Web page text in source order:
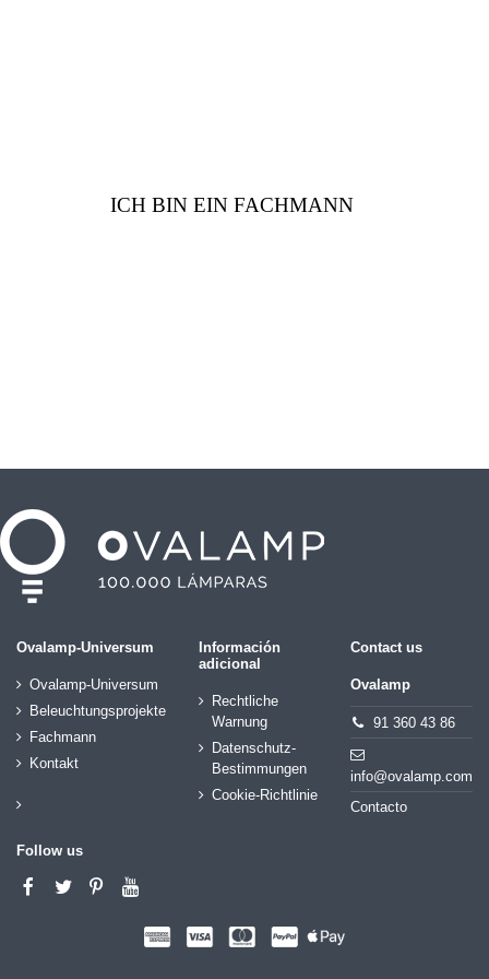
ICH BIN EIN FACHMANN
Ovalamp-Universum
Ovalamp-Universum
Beleuchtungsprojekte
Fachmann
Kontakt
Información
adicional
Rechtliche
Warnung
Datenschutz-
Bestimmungen
Cookie-Richtlinie
Contact us
Ovalamp
91 360 43 86
info@ovalamp.com
Contacto
Follow us